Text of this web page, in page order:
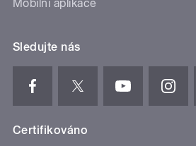
Mobilní aplikace
Sledujte nás
Certifikováno